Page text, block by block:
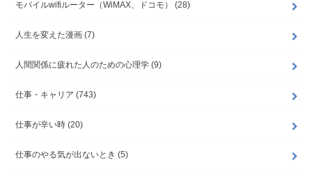
モバイルwifiルーター（WiMAX、ドコモ） (28)
人生を変えた漫画 (7)
人間関係に疲れた人のための心理学 (9)
仕事・キャリア (743)
仕事が辛い時 (20)
仕事のやる気が出ないとき (5)